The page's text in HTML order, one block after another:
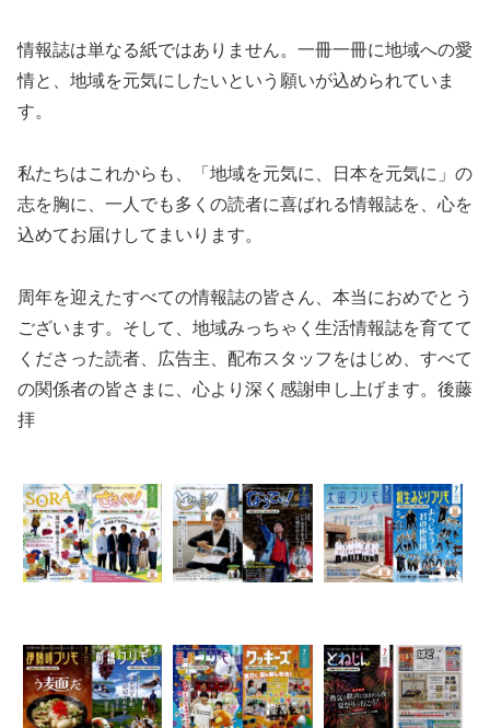
情報誌は単なる紙ではありません。一冊一冊に地域への愛
情と、地域を元気にしたいという願いが込められていま
す。
私たちはこれからも、「地域を元気に、日本を元気に」の
志を胸に、一人でも多くの読者に喜ばれる情報誌を、心を
込めてお届けしてまいります。
周年を迎えたすべての情報誌の皆さん、本当におめでとう
ございます。そして、地域みっちゃく生活情報誌を育てて
くださった読者、広告主、配布スタッフをはじめ、すべて
の関係者の皆さまに、心より深く感謝申し上げます。後藤
拝